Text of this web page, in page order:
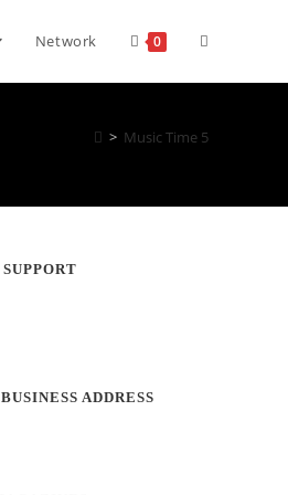
Network 0 Toggle
search
> Music Time 5
SUPPORT
ADDRESS